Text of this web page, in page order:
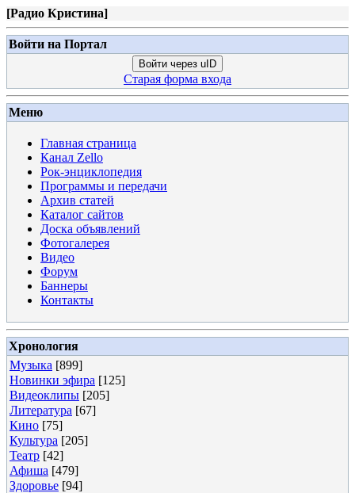
[Радио Кристина]
Войти на Портал
Войти через uID
Старая форма входа
Меню
Главная страница
Канал Zello
Рок-энциклопедия
Программы и передачи
Архив статей
Каталог сайтов
Доска объявлений
Фотогалерея
Видео
Форум
Баннеры
Контакты
Хронология
Музыка [899]
Новинки эфира [125]
Видеоклипы [205]
Литература [67]
Кино [75]
Культура [205]
Театр [42]
Афиша [479]
Здоровье [94]